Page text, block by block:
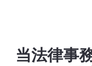
当法律事